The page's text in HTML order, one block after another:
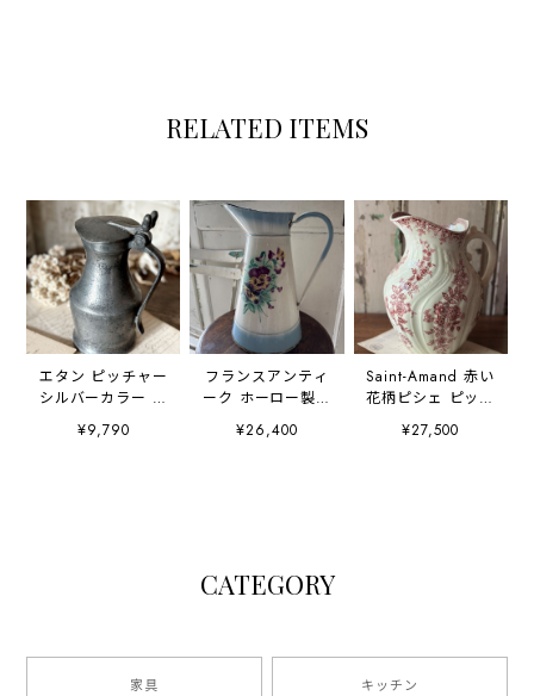
RELATED ITEMS
エタン ピッチャー
シルバーカラー ピ
ューター 小
¥9,790
フランスアンティ
ーク ホーロー製ピ
ッチャー パンジー
柄
¥26,400
Saint-Amand 赤い
花柄ピシェ ピッチ
ャー 水差し ジャ
グ
¥27,500
CATEGORY
家具 キッチン